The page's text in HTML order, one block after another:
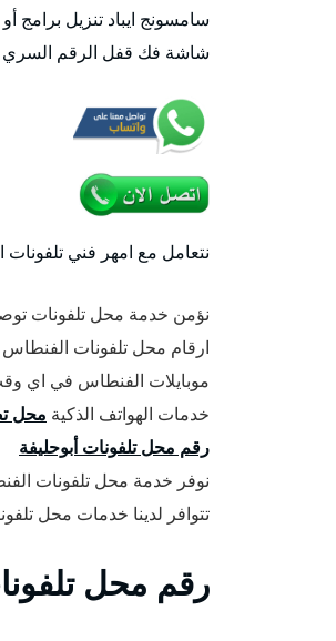
سامسونج ايباد تنزيل برامج
شاشة فك قفل الرقم السري
نتعامل مع امهر فني
نؤمن خدمة محل تلفونات توصيل 24
ارقام محل تلفونات
موبايلات الفنطاس في اي
خدمات الهواتف الذكية محل
رقم محل تلفونات أبوحليفة
نوفر خدمة محل تلفونات
تتوافر لدينا خدمات محل
رقم محل